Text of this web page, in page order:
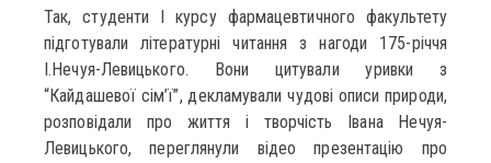
Так, студенти І курсу фармацевтичного факультету
підготували літературні читання з нагоди 175-річчя
І.Нечуя-Левицького. Вони цитували уривки з
“Кайдашевої сім’ї”, декламували чудові описи природи,
розповідали про життя і творчість Івана Нечуя-
Левицького, переглянули відео презентацію про